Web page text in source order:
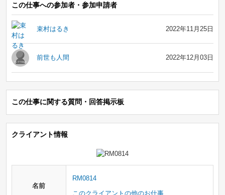
この仕事への参加者・参加申請者
束村はるき 2022年11月25日
前世も人間 2022年12月03日
この仕事に関する質問・回答掲示板
クライアント情報
名前
RM0814
このクライアントの他のお仕事